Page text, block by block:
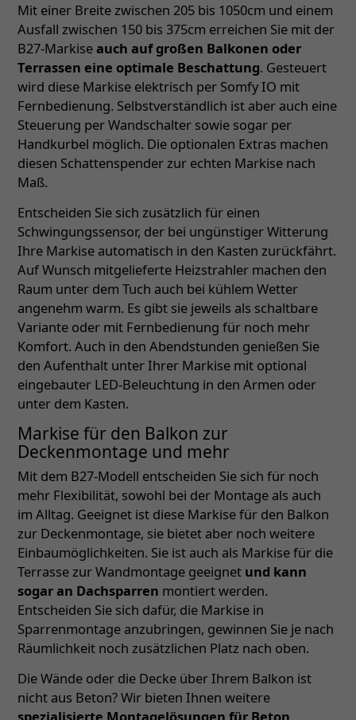
Mit einer Breite zwischen 205 bis 1050cm und einem
Ausfall zwischen 150 bis 375cm erreichen Sie mit der
B27-Markiseauch auf großen Balkonen oder
Terrassen eine optimale Beschattung. Gesteuert
wird diese Markise elektrisch per Somfy IO mit
Fernbedienung. Selbstverständlich ist aber auch eine
Steuerung per Wandschalter sowie sogar per
Handkurbel möglich. Die optionalen Extras machen
diesen Schattenspender zur echten Markise nach
Maß.
Entscheiden Sie sich zusätzlich für einen
Schwingungssensor, der bei ungünstiger Witterung
Ihre Markise automatisch in den Kasten zurückfährt.
Auf Wunsch mitgelieferte Heizstrahler machen den
Raum unter dem Tuch auch bei kühlem Wetter
angenehm warm. Es gibt sie jeweils als schaltbare
Variante oder mit Fernbedienung für noch mehr
Komfort. Auch in den Abendstunden genießen Sie
den Aufenthalt unter Ihrer Markise mit optional
eingebauter LED-Beleuchtung in den Armen oder
unter dem Kasten.
Markise für den Balkon zur
Deckenmontage und mehr
Mit dem B27-Modell entscheiden Sie sich für noch
mehr Flexibilität, sowohl bei der Montage als auch
im Alltag. Geeignet ist diese Markise für den Balkon
zur Deckenmontage, sie bietet aber noch weitere
Einbaumöglichkeiten. Sie ist auch als Markise für die
Terrasse zur Wandmontage geeignet und kann
sogar an Dachsparren montiert werden.
Entscheiden Sie sich dafür, die Markise in
Sparrenmontage anzubringen, gewinnen Sie je nach
Räumlichkeit noch zusätzlichen Platz nach oben.
Die Wände oder die Decke über Ihrem Balkon ist
nicht aus Beton? Wir bieten Ihnen weitere